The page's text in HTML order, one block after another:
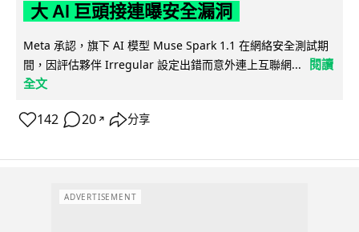
大 AI 巨頭接連曝安全漏洞
Meta 承認，旗下 AI 模型 Muse Spark 1.1 在網絡安全測試期
間，因評估夥伴 Irregular 設定出錯而意外連上互聯網...
閱讀
全文
142 20 ↗ 分享
ADVERTISEMENT